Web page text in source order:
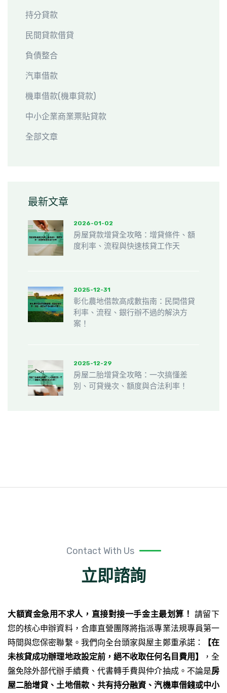
持分貸款
民間貸款借貸
負債整合
汽車借款
機車借款(機車貸款)
中小企業商業票貼貸款
全部文章
最新文章
2026-01-02
房屋貸款增貸全攻略：增貸條件、額
度利率、流程與快速核貸工作天
2025-12-31
彰化農地借款高成數指南：民間借貸
利率、流程、銀行辦不過的解決方
案！
2025-12-29
房屋二胎增貸全攻略：一次搞懂差
別、可貸幾次、額度與合法利率！
Contact With Us
立即諮詢
大額資金急用不求人，直接對接一手金主最划算！
請留下
您的核心申辦資料，合庫直營團隊將指派專業法規專員第一
時間與您保密聯繫。我們向全台頭家與屋主鄭重承諾：
【在
未核貸成功辦理地政設定前，絕不收取任何名目費用】
，全
盤免除外部代辦手續費、代書轉手費與仲介抽成。不論是房
屋二胎增貸、土地借款、共有持分融資、汽機車借錢或中小